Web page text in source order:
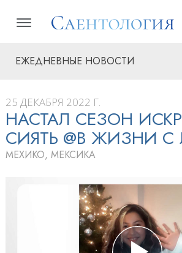
ЕЖЕДНЕВНЫЕ НОВОСТИ
25 ДЕКАБРЯ 2022 Г.
НАСТАЛ СЕЗОН
СИЯТЬ @В ЖИЗНИ С
МЕХИКО, МЕКСИКА